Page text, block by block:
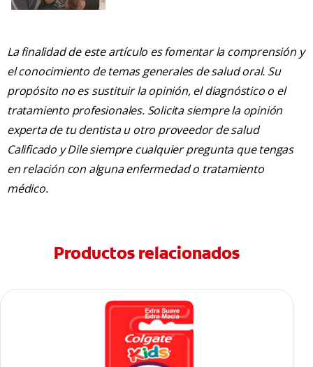
La finalidad de este artículo es fomentar la comprensión y
el conocimiento de temas generales de salud oral. Su
propósito no es sustituir la opinión, el diagnóstico o el
tratamiento profesionales. Solicita siempre la opinión
experta de tu dentista u otro proveedor de salud
Calificado y Dile siempre cualquier pregunta que tengas
en relación con alguna enfermedad o tratamiento
médico.
Productos relacionados